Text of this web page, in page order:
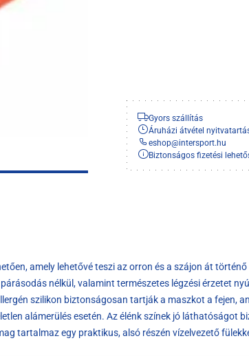
Gyors szállítás
Áruházi átvétel
eshop@intersport.hu
Biztonságos fizetési
amely lehetővé teszi az orron és a szájon át
nélkül, valamint természetes légzési érzetet
szilikon biztonságosan tartják a maszkot a fejen,
alámerülés esetén. Az élénk színek jó láthatóságot
tartalmaz egy praktikus, alsó részén vízelvezető